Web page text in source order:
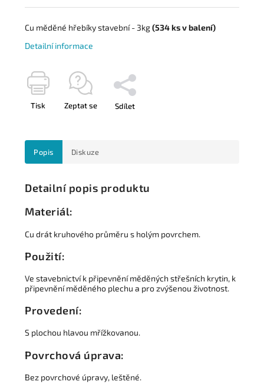
Cu měděné hřebíky stavební - 3kg(534ksv balení)
Detailní informace
Tisk Zeptat se Sdílet
Popis Diskuze
Detailní popis produktu
Materiál:
Cu drát kruhového průměru s holým povrchem.
Použití:
Ve stavebnictví k připevnění měděných střešních krytin, k
připevnění měděného plechu a pro zvýšenou životnost.
Provedení:
S plochou hlavou mřížkovanou.
Povrchová úprava:
Bez povrchové úpravy, leštěné.